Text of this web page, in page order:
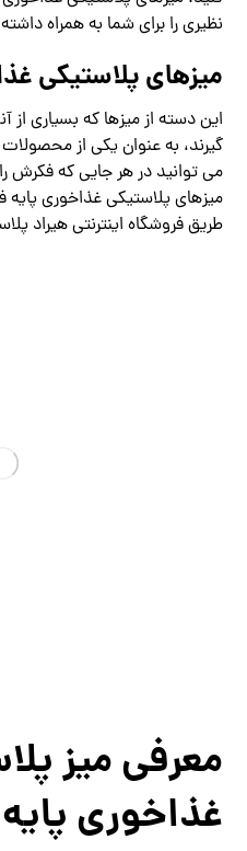
نظیری را برای شما به همراه
میزهای پلاستیکی
این دسته از میزها که بسیاری
گیرند، به عنوان یکی از
می توانید در هر جایی که فکرش
میزهای پلاستیکی غذاخوری پایه
طریق فروشگاه اینترنتی هیراد
معرفی میز
غذاخوری